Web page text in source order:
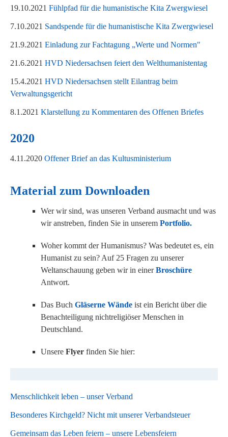
19.10.2021 Fühlpfad für die humanistische Kita Zwergwiesel
7.10.2021 Sandspende für die humanistische Kita Zwergwiesel
21.9.2021 Einladung zur Fachtagung „Werte und Normen"
21.6.2021 HVD Niedersachsen feiert den Welthumanistentag
15.4.2021 HVD Niedersachsen stellt Eilantrag beim
Verwaltungsgericht
8.1.2021 Klarstellung zu Kommentaren des Offenen Briefes
2020
4.11.2020 Offener Brief an das Kultusministerium
Material zum Downloaden
Wer wir sind, was unseren Verband ausmacht und was
wir anstreben, finden Sie in unserem Portfolio.
Woher kommt der Humanismus? Was bedeutet es, ein
Humanist zu sein? Auf 25 Fragen zu unserer
Weltanschauung geben wir in einerBroschüre
Antwort.
Das Buch Gläserne Wände ist ein Bericht über die
Benachteiligung nichtreligiöser Menschen in
Deutschland.
Unsere Flyer finden Sie hier:
Menschlichkeit leben – unser Verband
Besonderes Kirchgeld? Nicht mit unserer Verbandsteuer
Gemeinsam das Leben feiern – unsere Lebensfeiern